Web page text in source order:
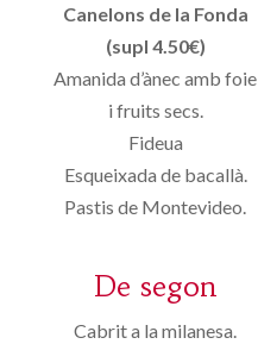
Canelons de la Fonda
(supl 4.50€)
Amanida d’ànec amb foie
i fruits secs.
Fideua
Esqueixada de bacallà.
Pastis de Montevideo.
De segon
Cabrit a la milanesa.